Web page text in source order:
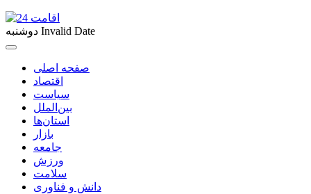
دوشنبه Invalid Date
صفحه اصلی
اقتصاد
سیاست
بین‌الملل
استان‌ها
بازار
جامعه
ورزش
سلامت
دانش و فناوری